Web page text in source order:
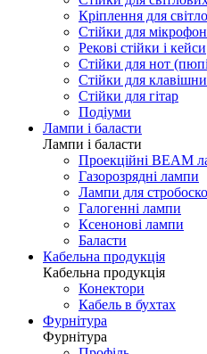
Кріплення для
Стійки для
Рекові стійки і кейси
Стійки для нот
Стійки для
Стійки для гітар
Подіуми
Лампи і баласти
Лампи і баласти
Проекційні BEAM
Газорозрядні лампи
Лампи для
Галогенні лампи
Ксенонові лампи
Баласти
Кабельна продукція
Кабельна продукція
Конектори
Кабель в бухтах
Фурнітура
Фурнітура